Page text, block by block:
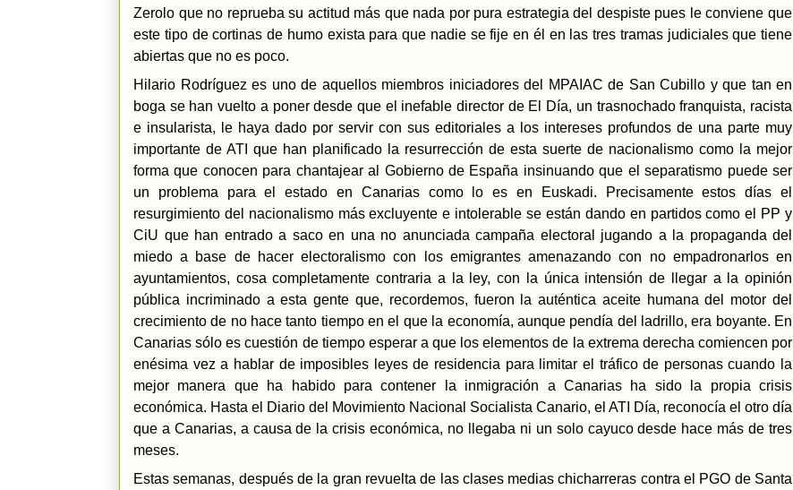
Zerolo que no reprueba su actitud más que nada por pura estrategia del despiste pues le conviene que
este tipo de cortinas de humo exista para que nadie se fije en él en las tres tramas judiciales que tiene
abiertas que no es poco.
Hilario Rodríguez es uno de aquellos miembros iniciadores del MPAIAC de San Cubillo y que tan en
boga se han vuelto a poner desde que el inefable director de El Día, un trasnochado franquista, racista
e insularista, le haya dado por servir con sus editoriales a los intereses profundos de una parte muy
importante de ATI que han planificado la resurrección de esta suerte de nacionalismo como la mejor
forma que conocen para chantajear al Gobierno de España insinuando que el separatismo puede ser
un problema para el estado en Canarias como lo es en Euskadi. Precisamente estos días el
resurgimiento del nacionalismo más excluyente e intolerable se están dando en partidos como el PP y
CiU que han entrado a saco en una no anunciada campaña electoral jugando a la propaganda del
miedo a base de hacer electoralismo con los emigrantes amenazando con no empadronarlos en
ayuntamientos, cosa completamente contraria a la ley, con la única intensión de llegar a la opinión
pública incriminado a esta gente que, recordemos, fueron la auténtica aceite humana del motor del
crecimiento de no hace tanto tiempo en el que la economía, aunque pendía del ladrillo, era boyante. En
Canarias sólo es cuestión de tiempo esperar a que los elementos de la extrema derecha comiencen por
enésima vez a hablar de imposibles leyes de residencia para limitar el tráfico de personas cuando la
mejor manera que ha habido para contener la inmigración a Canarias ha sido la propia crisis
económica. Hasta el Diario del Movimiento Nacional Socialista Canario, el ATI Día, reconocía el otro día
que a Canarias, a causa de la crisis económica, no llegaba ni un solo cayuco desde hace más de tres
meses.
Estas semanas, después de la gran revuelta de las clases medias chicharreras contra el PGO de Santa